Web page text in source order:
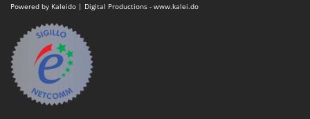
Powered by Kaleido | Digital Productions - www.kalei.do